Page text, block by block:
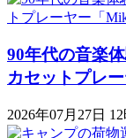
90年代の音楽
カセットプレー
2026年07月27日